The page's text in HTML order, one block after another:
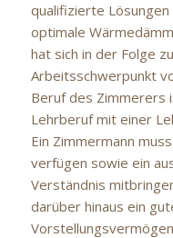
qualifizierte
optimale
hat sich in der Folge
Arbeitsschwerpunkt
Beruf des Zimmerers
Lehrberuf mit einer
Ein Zimmermann
verfügen sowie ein
Verständnis
darüber hinaus ein